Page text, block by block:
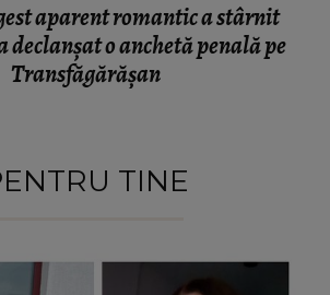
aparent romantic a stârnit
declanșat o anchetă penală pe
Transfăgărășan
TINE